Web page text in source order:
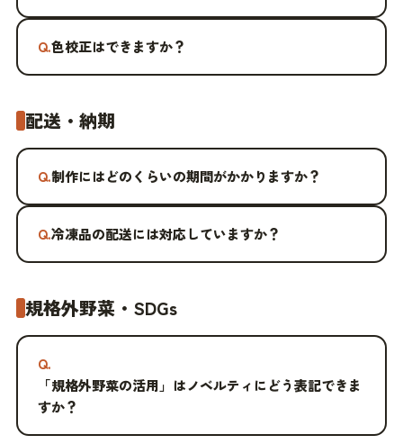
Q.色校正はできますか？
配送・納期
Q.制作にはどのくらいの期間がかかりますか？
Q.冷凍品の配送には対応していますか？
規格外野菜・SDGs
Q.
「規格外野菜の活用」はノベルティにどう表記できま
すか？